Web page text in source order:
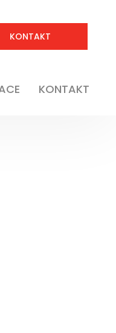
KONTAKT
KONTAKT